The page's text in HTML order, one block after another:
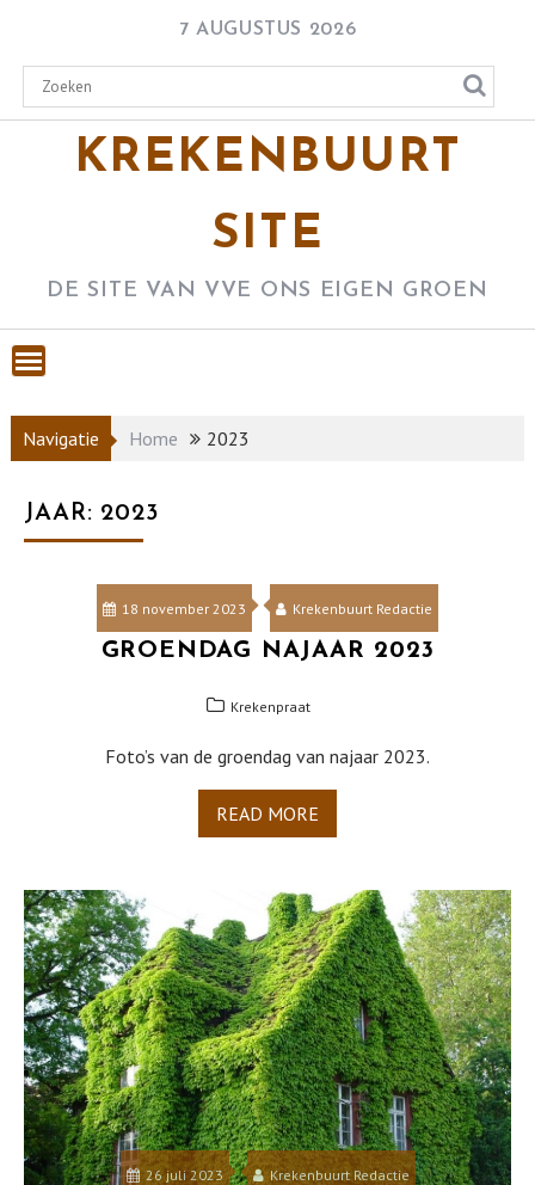
content
7 AUGUSTUS 2026
KREKENBUURT
SITE
DE SITE VAN VVE ONS EIGEN GROEN
Navigatie Home 2023
JAAR: 2023
18 november 2023 Krekenbuurt Redactie
GROENDAG NAJAAR 2023
Krekenpraat
Foto’s van de groendag van najaar 2023.
READ MORE
26 juli 2023 Krekenbuurt Redactie